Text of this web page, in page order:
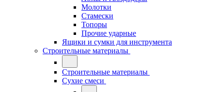
Молотки
Стамески
Топоры
Прочие ударные
Ящики и сумки для инструмента
Строительные материалы
Строительные материалы
Сухие смеси